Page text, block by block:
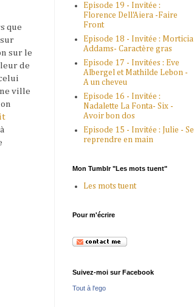
que
sur le
de
ville
Episode 19 - Invitée :
Florence Dell'Aiera -Faire
Front
Episode 18 - Invitée : Morticia
Addams- Caractère gras
Episode 17 - Invitées : Eve
Albergel et Mathilde Lebon -
A un cheveu
Episode 16 - Invitée :
Nadalette La Fonta- Six -
Avoir bon dos
Episode 15 - Invitée : Julie - Se
reprendre en main
Mon Tumblr "Les mots tuent"
Les mots tuent
Pour m'écrire
Suivez-moi sur Facebook
Tout à l'ego